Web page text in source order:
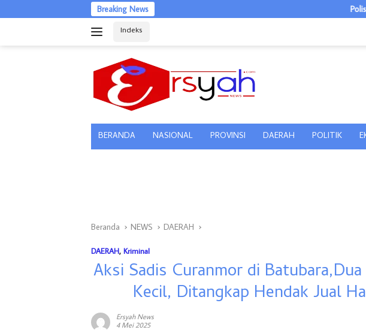
Breaking News Polisi Batubara
Indeks
BERANDA NASIONAL PROVINSI DAERAH POLITIK
Beranda NEWS DAERAH
DAERAH, Kriminal
Aksi Sadis Curanmor di
Kecil, Ditangkap Hendak Jual
Ersyah News
4 Mei 2025